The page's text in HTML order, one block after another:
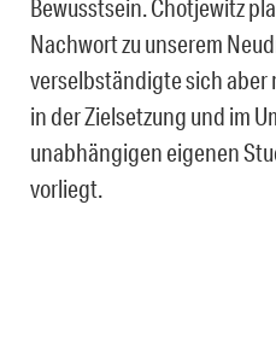
Bewusstsein. Chotjewitz
Nachwort zu unserem
verselbständigte sich
in der Zielsetzung und im
unabhängigen eigenen
vorliegt.